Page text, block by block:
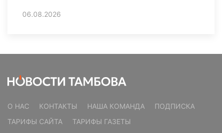
06.08.2026
О НАС КОНТАКТЫ НАША КОМАНДА
ПОДПИСКА
ТАРИФЫ САЙТА
ТАРИФЫ ГАЗЕТЫ